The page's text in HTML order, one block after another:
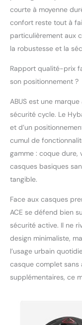
courte à moyenne
confort reste tout à
particulièrement aux
la robustesse et la
Rapport qualité-prix
son positionnement ?
ABUS est une
sécurité cycle. Le
et d’un
cumul de
gamme : coque dure,
casques basiques
tangible.
Face aux casques
ACE se défend bien
sécurité active. Il ne
design minimaliste,
l’usage urbain
casque complet sans
supplémentaires, ce